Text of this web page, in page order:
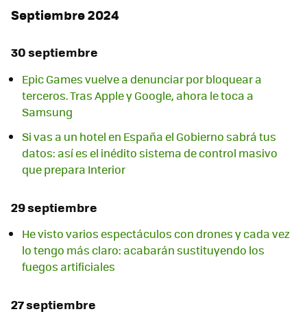
Septiembre 2024
30 septiembre
Epic Games vuelve a denunciar por bloquear a
terceros. Tras Apple y Google, ahora le toca a
Samsung
Si vas a un hotel en España el Gobierno sabrá tus
datos: así es el inédito sistema de control masivo
que prepara Interior
29 septiembre
He visto varios espectáculos con drones y cada vez
lo tengo más claro: acabarán sustituyendo los
fuegos artificiales
27 septiembre